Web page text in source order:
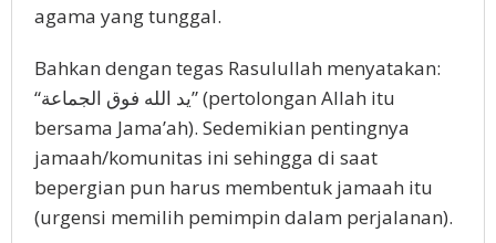
agama yang tunggal.
Bahkan dengan tegas Rasulullah menyatakan:
“يد الله فوق الجماعة” (pertolongan Allah itu
bersama Jama’ah). Sedemikian pentingnya
jamaah/komunitas ini sehingga di saat
bepergian pun harus membentuk jamaah itu
(urgensi memilih pemimpin dalam perjalanan).